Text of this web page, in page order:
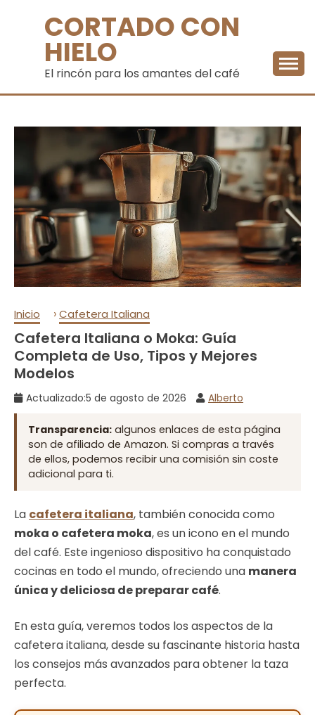
contenidoCORTADO CON
HIELO
El rincón para los amantes del café
Inicio ›Cafetera Italiana
Cafetera Italiana o Moka: Guía
Completa de Uso, Tipos y Mejores
Modelos
Actualizado:5 de agosto de 2026 Alberto
Transparencia: algunos enlaces de esta página
son de afiliado de Amazon. Si compras a través
de ellos, podemos recibir una comisión sin coste
adicional para ti.
La cafetera italiana, también conocida como
moka o cafetera moka, es un icono en el mundo
del café. Este ingenioso dispositivo ha conquistado
cocinas en todo el mundo, ofreciendo una manera
única y deliciosa de preparar café.
En esta guía, veremos todos los aspectos de la
cafetera italiana, desde su fascinante historia hasta
los consejos más avanzados para obtener la taza
perfecta.